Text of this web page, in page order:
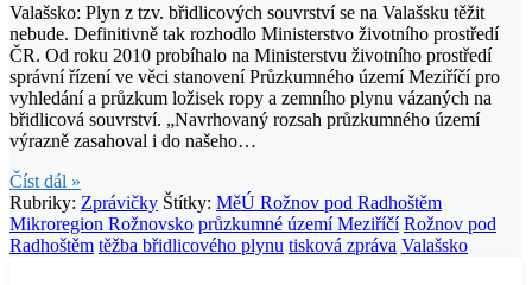
Valašsko: Plyn z tzv. břidlicových souvrství se na Valašsku těžit
nebude. Definitivně tak rozhodlo Ministerstvo životního prostředí
ČR. Od roku 2010 probíhalo na Ministerstvu životního prostředí
správní řízení ve věci stanovení Průzkumného území Meziříčí pro
vyhledání a průzkum ložisek ropy a zemního plynu vázaných na
břidlicová souvrství. „Navrhovaný rozsah průzkumného území
výrazně zasahoval i do našeho…
Číst dál »
Rubriky: Zprávičky Štítky: MěÚ Rožnov pod Radhoštěm
Mikroregion Rožnovsko průzkumné území Meziříčí Rožnov pod
Radhoštěm těžba břidlicového plynu tisková zpráva Valašsko